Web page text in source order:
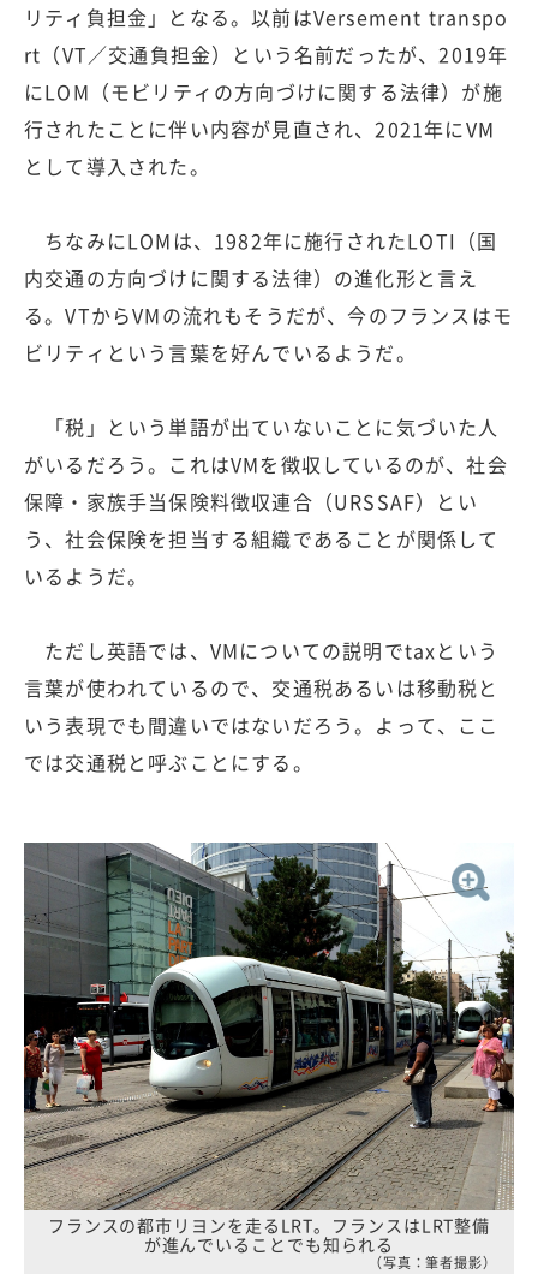
リティ負担金」となる。以前はVersement transpo
rt（VT／交通負担金）という名前だったが、2019年
にLOM（モビリティの方向づけに関する法律）が施
行されたことに伴い内容が見直され、2021年にVM
として導入された。
ちなみにLOMは、1982年に施行されたLOTI（国
内交通の方向づけに関する法律）の進化形と言え
る。VTからVMの流れもそうだが、今のフランスはモ
ビリティという言葉を好んでいるようだ。
「税」という単語が出ていないことに気づいた人
がいるだろう。これはVMを徴収しているのが、社会
保障・家族手当保険料徴収連合（URSSAF）とい
う、社会保険を担当する組織であることが関係して
いるようだ。
ただし英語では、VMについての説明でtaxという
言葉が使われているので、交通税あるいは移動税と
いう表現でも間違いではないだろう。よって、ここ
では交通税と呼ぶことにする。
フランスの都市リヨンを走るLRT。フランスはLRT整備
が進んでいることでも知られる
（写真：筆者撮影）